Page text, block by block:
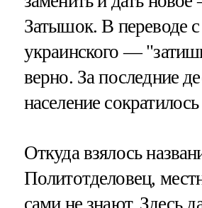
Затышок. В переводе с
украинского —
верно. За последние
население
Откуда взялось
Политотделовец,